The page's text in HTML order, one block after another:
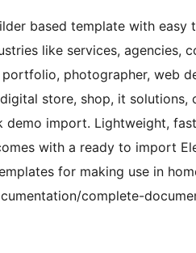
based template with easy
like services, agencies,
photographer, web
store, shop, it solutions,
import. Lightweight,
with a ready to import
for making use in
complete-